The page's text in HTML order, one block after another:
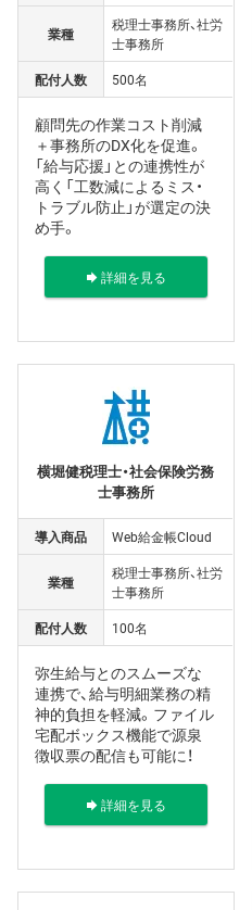
業種
税理士事務所、社労
士事務所
配付人数
500名
顧問先の作業コスト削減
＋事務所のDX化を促進。
「給与応援」との連携性が
高く「工数減によるミス・
トラブル防止」が選定の決
め手。
詳細を見る
横堀健税理士・社会保険労務
士事務所
導入商品 Web給金帳Cloud
業種
税理士事務所、社労
士事務所
配付人数
100名
弥生給与とのスムーズな
連携で、給与明細業務の精
神的負担を軽減。ファイル
宅配ボックス機能で源泉
徴収票の配信も可能に！
詳細を見る